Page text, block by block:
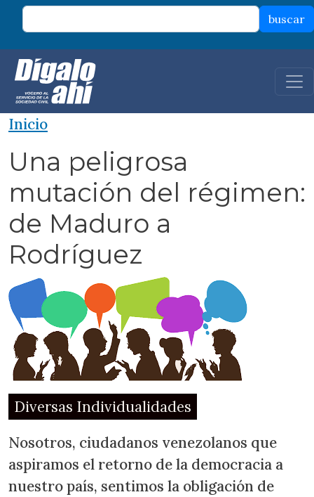
Pasar al contenido principal
buscar
Inicio
Una peligrosa
mutación del régimen:
de Maduro a
Rodríguez
Diversas Individualidades
Nosotros, ciudadanos venezolanos que
aspiramos el retorno de la democracia a
nuestro país, sentimos la obligación de